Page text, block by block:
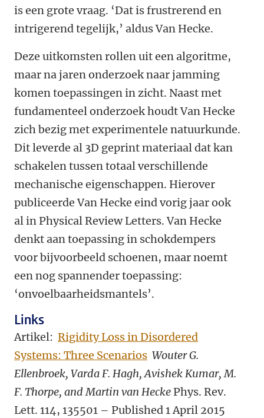
is een grote vraag. ‘Dat is frustrerend en
intrigerend tegelijk,’ aldus Van Hecke.
Deze uitkomsten rollen uit een algoritme,
maar na jaren onderzoek naar jamming
komen toepassingen in zicht. Naast met
fundamenteel onderzoek houdt Van Hecke
zich bezig met experimentele natuurkunde.
Dit leverde al 3D geprint materiaal dat kan
schakelen tussen totaal verschillende
mechanische eigenschappen. Hierover
publiceerde Van Hecke eind vorig jaar ook
al in Physical Review Letters. Van Hecke
denkt aan toepassing in schokdempers
voor bijvoorbeeld schoenen, maar noemt
een nog spannender toepassing:
‘onvoelbaarheidsmantels’.
Links
Artikel: Rigidity Loss in Disordered
Systems: Three Scenarios Wouter G.
Ellenbroek, Varda F. Hagh, Avishek Kumar, M.
F. Thorpe, and Martin van HeckePhys. Rev.
Lett. 114, 135501 – Published 1 April 2015